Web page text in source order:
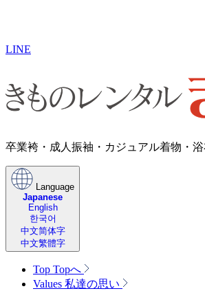
LINE
卒業袴・成人振袖・​カジュアル着物・
Language
Japanese
English
한국어
中文简体字
中文繁體字
Top Topへ
Values 私達の思い